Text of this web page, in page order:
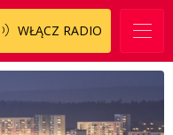
WŁĄCZ RADIO